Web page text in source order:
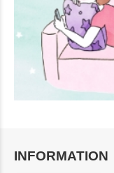
INFORMATION